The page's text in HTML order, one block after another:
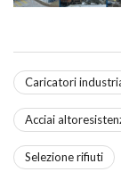
Caricatori
Acciai
Selezione rifiuti